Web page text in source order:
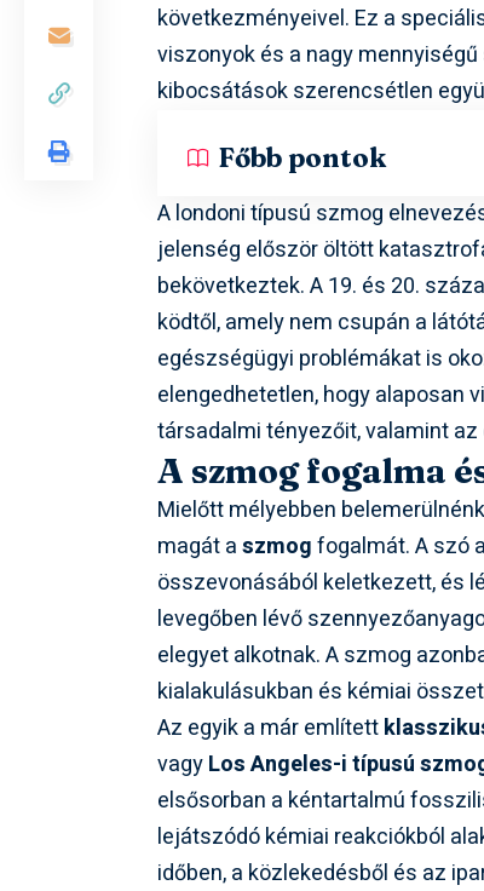
következményeivel. Ez a
viszonyok és a nagy
kibocsátások szerencsétlen
Főbb pontok
A londoni típusú szmog
jelenség először öltött
bekövetkeztek. A 19. és 20.
ködtől, amely nem csupán a
egészségügyi problémákat is
elengedhetetlen, hogy alaposan
társadalmi tényezőit, valamint
A szmog fogalma
Mielőtt mélyebben
magát aszmogfogalmát. A szó
összevonásából keletkezett, és
levegőben lévő
elegyet alkotnak. A szmog
kialakulásukban és kémiai
Az egyik a már említett
vagyLos Angeles-i típusú
elsősorban a kéntartalmú
lejátszódó kémiai reakciókból
időben, a közlekedésből és az